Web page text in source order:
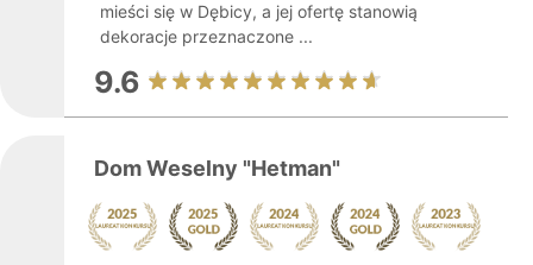
mieści się w Dębicy, a jej ofertę stanowią
dekoracje przeznaczone ...
9.6
Dom Weselny "Hetman"